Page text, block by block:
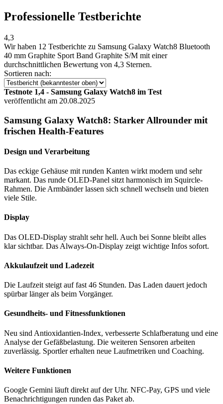
Professionelle Testberichte
4,3
Wir haben 12 Testberichte zu Samsung Galaxy Watch8 Bluetooth
40 mm Graphite Sport Band Graphite S/M mit einer
durchschnittlichen Bewertung von 4,3 Sternen.
Sortieren nach:
Testnote 1,4 - Samsung Galaxy Watch8 im Test
veröffentlicht am 20.08.2025
Samsung Galaxy Watch8: Starker Allrounder mit
frischen Health-Features
Design und Verarbeitung
Das eckige Gehäuse mit runden Kanten wirkt modern und sehr
markant. Das runde OLED-Panel sitzt harmonisch im Squircle-
Rahmen. Die Armbänder lassen sich schnell wechseln und bieten
viele Stile.
Display
Das OLED-Display strahlt sehr hell. Auch bei Sonne bleibt alles
klar sichtbar. Das Always-On-Display zeigt wichtige Infos sofort.
Akkulaufzeit und Ladezeit
Die Laufzeit steigt auf fast 46 Stunden. Das Laden dauert jedoch
spürbar länger als beim Vorgänger.
Gesundheits- und Fitnessfunktionen
Neu sind Antioxidantien-Index, verbesserte Schlafberatung und eine
Analyse der Gefäßbelastung. Die weiteren Sensoren arbeiten
zuverlässig. Sportler erhalten neue Laufmetriken und Coaching.
Weitere Funktionen
Google Gemini läuft direkt auf der Uhr. NFC-Pay, GPS und viele
Benachrichtigungen runden das Paket ab.